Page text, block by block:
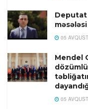
Deputat
05
Mendel
05